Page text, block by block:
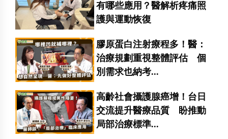
有哪些應用？醫解析疼痛照
護與運動恢復
膠原蛋白注射療程多！醫：
治療規劃重視整體評估 個
別需求也納考...
高齡社會攝護腺癌增！台日
交流提升醫療品質 盼推動
局部治療標準...